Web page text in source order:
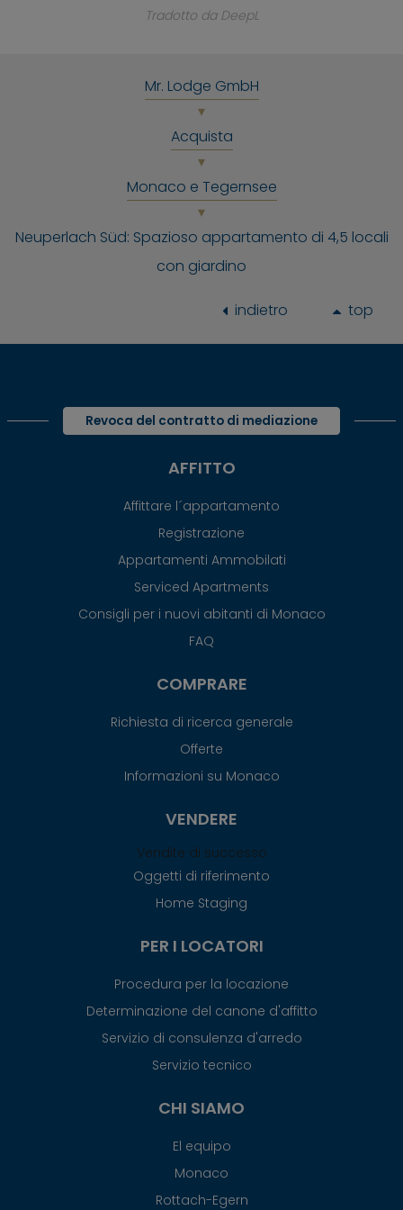
Tradotto da DeepL
Mr. Lodge GmbH
Acquista
Monaco e Tegernsee
Neuperlach Süd: Spazioso appartamento di 4,5 locali
con giardino
indietro top
Revoca del contratto di mediazione
AFFITTO
Affittare l´appartamento
Registrazione
Appartamenti Ammobilati
Serviced Apartments
Consigli per i nuovi abitanti di Monaco
FAQ
COMPRARE
Richiesta di ricerca generale
Offerte
Informazioni su Monaco
VENDERE
Vendite di successo
Oggetti di riferimento
Home Staging
PER I LOCATORI
Procedura per la locazione
Determinazione del canone d'affitto
Servizio di consulenza d'arredo
Servizio tecnico
CHI SIAMO
El equipo
Monaco
Rottach-Egern